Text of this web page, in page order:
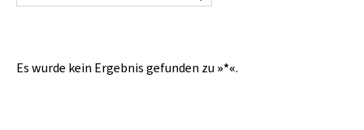
Es wurde kein Ergebnis gefunden zu »*«.